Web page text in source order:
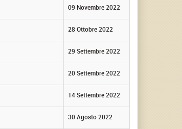
09 Novembre 2022
28 Ottobre 2022
29 Settembre 2022
20 Settembre 2022
14 Settembre 2022
30 Agosto 2022